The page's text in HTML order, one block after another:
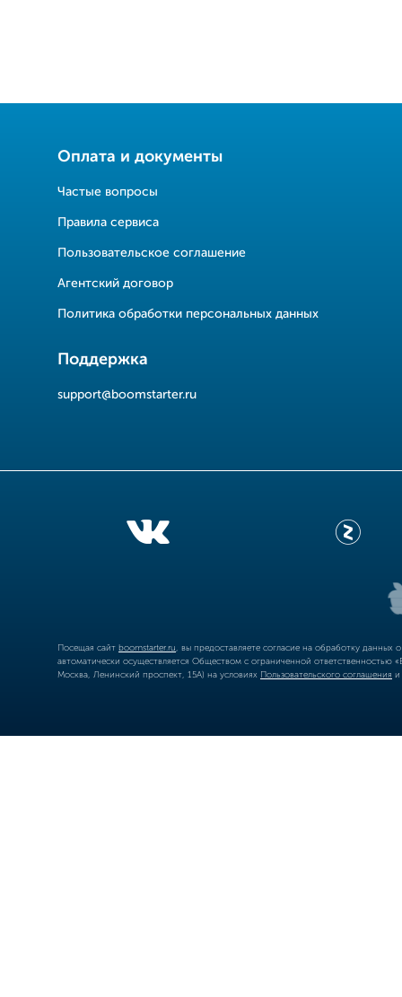
Оплата и документы
Частые вопросы
Правила сервиса
Пользовательское соглашение
Агентский договор
Политика обработки персональных данных
Поддержка
support@boomstarter.ru
Посещая сайт boomstarter.ru , вы предоставляете согласие на обработку
автоматически осуществляется Обществом с ограниченной
Москва, Ленинский проспект, 15А) на условиях Пользовательского соглашения и